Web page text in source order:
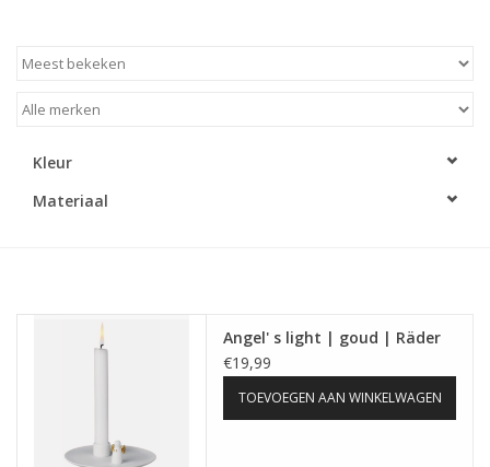
Kaarsenhouders
LED Kaarsen
Huisparfums
Kleur
Materiaal
Angel' s light | goud | Räder
€19,99
TOEVOEGEN AAN WINKELWAGEN